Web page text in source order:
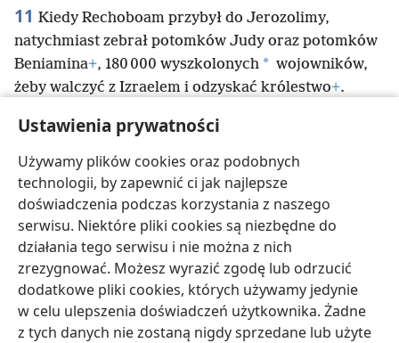
Ustawienia prywatności
Używamy plików cookies oraz podobnych
technologii, by zapewnić ci jak najlepsze
doświadczenia podczas korzystania z naszego
serwisu. Niektóre pliki cookies są niezbędne do
działania tego serwisu i nie można z nich
zrezygnować. Możesz wyrazić zgodę lub odrzucić
dodatkowe pliki cookies, których używamy jedynie
w celu ulepszenia doświadczeń użytkownika. Żadne
z tych danych nie zostaną nigdy sprzedane lub użyte
11 Kiedy Rechoboam przybył do Jerozolimy,
natychmiast zebrał potomków Judy oraz potomków
Beniamina+, 180 000 wyszkolonych * wojowników,
żeby walczyć z Izraelem i odzyskać królestwo+.
polski Ustawienia
Copyright© 2026 Watch Tower Bible and Tract Society of Pennsylvania
Warunki użytkowania Polityka prywatności
JW.ORG
Zaloguj